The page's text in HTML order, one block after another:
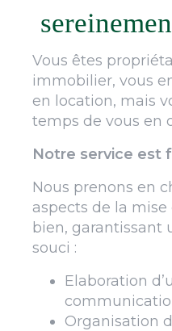
Vous êtes
immobilier, vous
en location, mais
temps de vous en
Notre service est
Nous prenons en
aspects de la
bien, garantissant
souci :
Elaboration
Organisation